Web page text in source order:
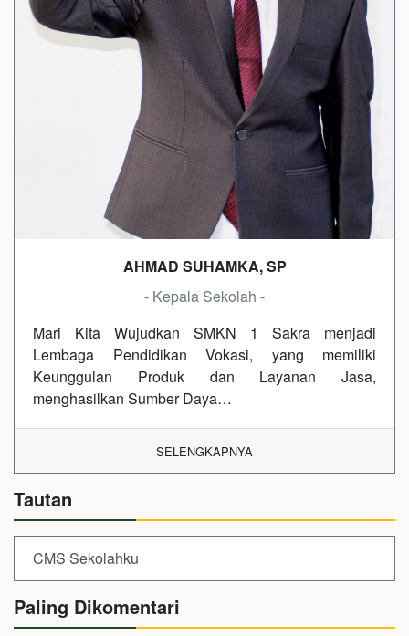
AHMAD SUHAMKA, SP
- Kepala Sekolah -
Mari Kita Wujudkan SMKN 1 Sakra menjadi
Lembaga Pendidikan Vokasi, yang memiliki
Keunggulan Produk dan Layanan Jasa,
menghasilkan Sumber Daya…
SELENGKAPNYA
Tautan
CMS Sekolahku
Paling Dikomentari